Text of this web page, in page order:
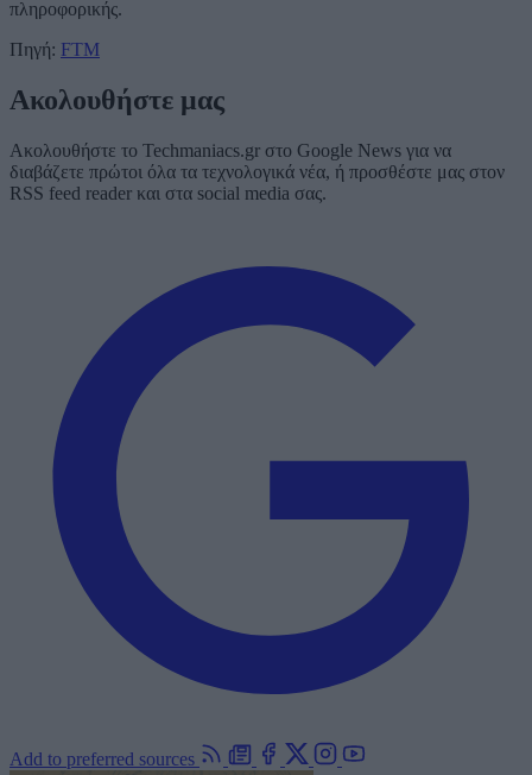
πληροφορικής.
Πηγή: FTM
Ακολουθήστε μας
Ακολουθήστε το Techmaniacs.gr στο Google News για να
διαβάζετε πρώτοι όλα τα τεχνολογικά νέα, ή προσθέστε μας στον
RSS feed reader και στα social media σας.
Add to preferred sources